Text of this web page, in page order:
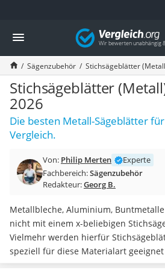
Die beliebtesten Vergleiche nach
Baumarkt
Tresor feuerfest
Makita-Akku-Rasenmäher
Kappsäge
Smartes Türschloss
Akku-Rasentrimmer
Feuchtigkeitsmessgerät
Split-Klimaanlage 2 Innengeräte
Bohrmaschine
Tiefbrunnenpumpe
Hochdruckreiniger
Doppelschleifer
Überwachungskamera
Benzinrasenmäher mit Elektrostart
Akku-Laubsauger
Vergleich
Sägenzubehör Stichsägeblätter
Stichsägeblätter
2026
Die besten Metall-Sägeblätter
Vergleich.
Von: Philip Merten
Experte
Fachbereich:Sägenzubehör
Redakteur:Georg B.
Metallbleche, Aluminium,
nicht mit einem x-beliebigen
Vielmehr werden hierfür
speziell für diese Materialart
Internet zu findende Tests von